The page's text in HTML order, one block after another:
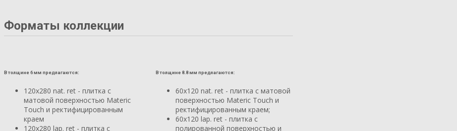
Форматы коллекции
В толщине 6 мм предлагаются:
120x280 nat. ret - плитка с
матовой поверхностью Materic
Touch и ректифицированным
краем
120x280 lap. ret - плитка с
В толщине 8.8 мм предлагаются:
60x120 nat. ret - плитка с матовой
поверхностью Materic Touch и
ректифицированным краем;
60х120 lap. ret - плитка с
полированной поверхностью и